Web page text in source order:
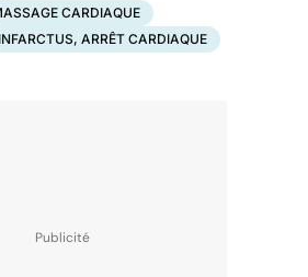
CARDIAQUE
INFARCTUS, ARRÊT CARDIAQUE